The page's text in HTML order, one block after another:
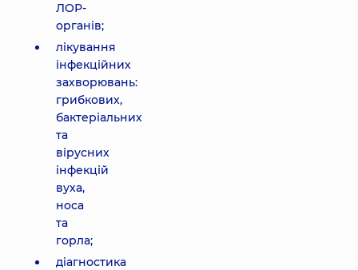
ЛОР-
органів;
лікування
інфекційних
захворювань:
грибкових,
бактеріальних
та
вірусних
інфекцій
вуха,
носа
та
горла;
діагностика